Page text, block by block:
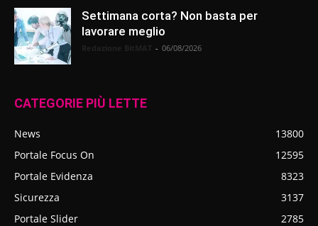
Settimana corta? Non basta per
lavorare meglio
- 06/08/2026
CATEGORIE PIÙ LETTE
News
13800
Portale Focus On
12595
Portale Evidenza
8323
Sicurezza
3137
Portale Slider
2785